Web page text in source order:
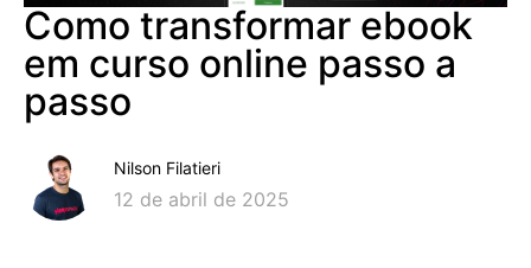
Como transformar ebook
em curso online passo a
passo
Nilson Filatieri
12 de abril de 2025